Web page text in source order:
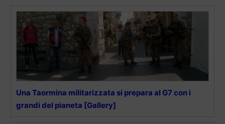
Una Taormina militarizzata si prepara al G7 con i
grandi del pianeta [Gallery]